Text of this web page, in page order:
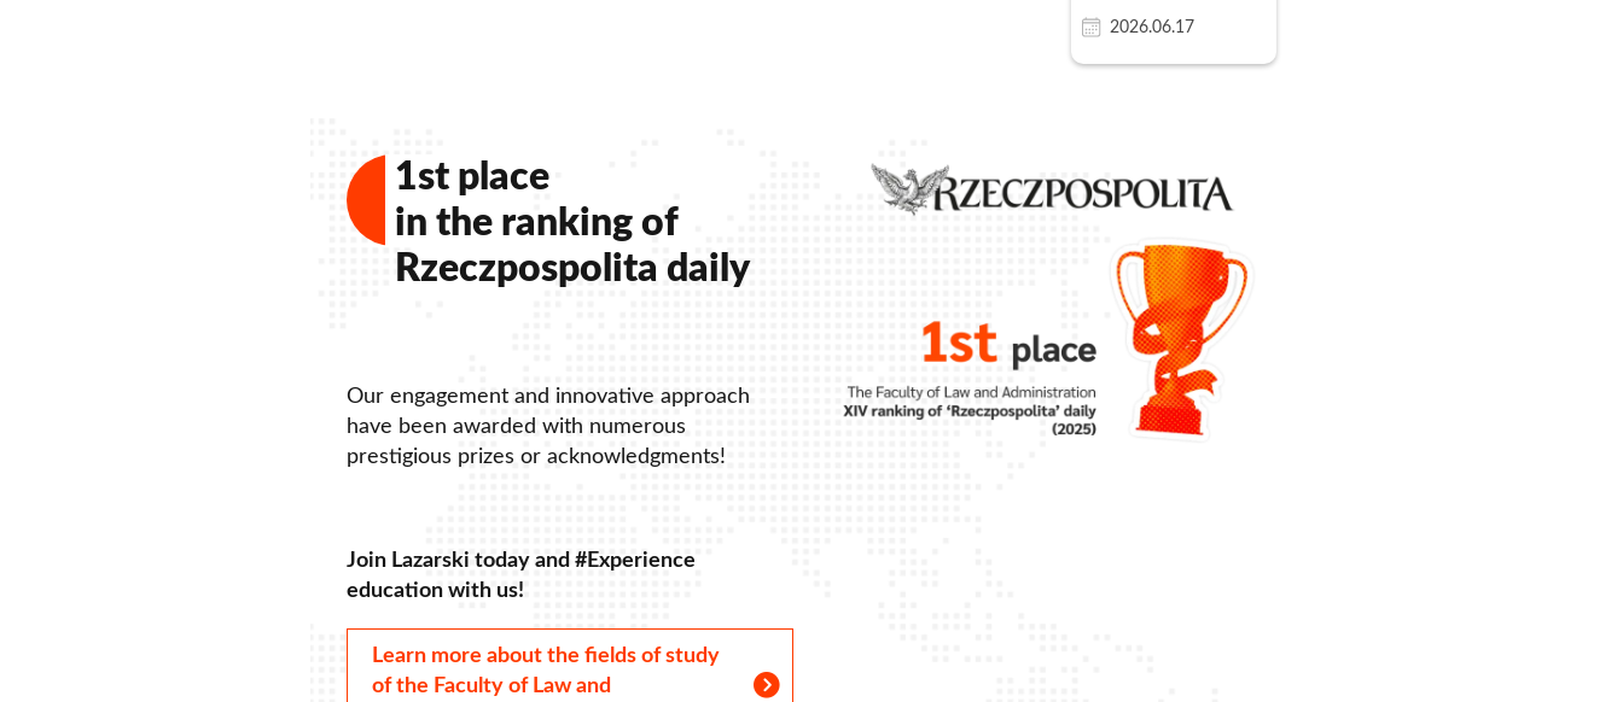
2026.06.17
1st place
in the ranking of
Rzeczpospolita daily
Our engagement and innovative approach
have been awarded with numerous
prestigious prizes or acknowledgments!
Join Lazarski today and #Experience
education with us!
Learn more about the fields of study
of the Faculty of Law and